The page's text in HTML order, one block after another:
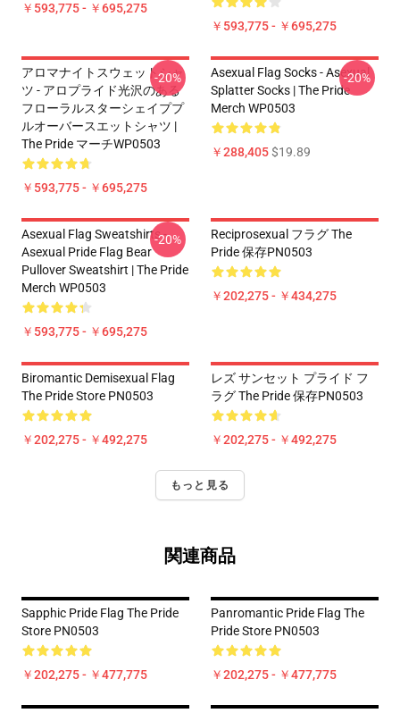
￥593,775 - ￥695,275
￥593,775 - ￥695,275
アロマナイトスウェットシャ
ツ - アロプライド光沢のある
フローラルスターシェイププ
ルオーバースエットシャツ |
The Pride マーチWP0503
￥593,775 - ￥695,275
-20%
Asexual Flag Socks - Asexual
Splatter Socks | The Pride
Merch WP0503
￥288,405$19.89
-20%
Asexual Flag Sweatshirts -
Asexual Pride Flag Bear
Pullover Sweatshirt | The Pride
Merch WP0503
￥593,775 - ￥695,275
-20%
Reciprosexual フラグ The
Pride 保存PN0503
￥202,275 - ￥434,275
Biromantic Demisexual Flag
The Pride Store PN0503
￥202,275 - ￥492,275
レズ サンセット プライド フ
ラグ The Pride 保存PN0503
￥202,275 - ￥492,275
もっと見る
関連商品
Sapphic Pride Flag The Pride
Store PN0503
￥202,275 - ￥477,775
Panromantic Pride Flag The
Pride Store PN0503
￥202,275 - ￥477,775